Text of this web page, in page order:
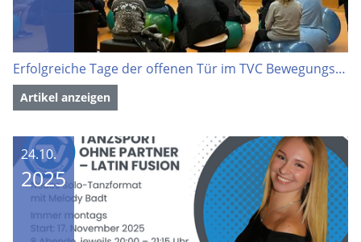
Erfolgreiche Tage der offenen Tür im TVC Bewegungszentrum
Artikel anzeigen
24.10.
2025